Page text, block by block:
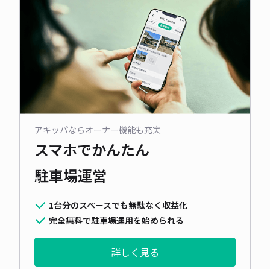
アキッパならオーナー機能も充実
スマホでかんたん
駐車場運営
1台分のスペースでも無駄なく収益化
完全無料で駐車場運用を始められる
詳しく見る